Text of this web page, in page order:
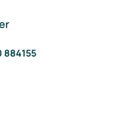
884155